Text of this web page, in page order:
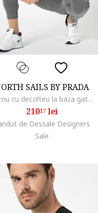
SAILS BY PRADA
Tricou cu decolteu la baza gatului si detaliu logo pe piept Mistral, Albastru royal
21017lei
de Dessale Designers
Sale